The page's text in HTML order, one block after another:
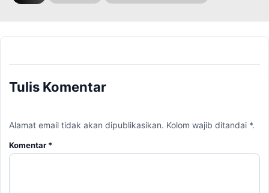
Tulis Komentar
Alamat email tidak akan dipublikasikan. Kolom wajib ditandai *.
Komentar *